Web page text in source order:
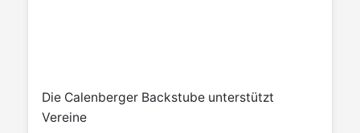
Die Calenberger Backstube unterstützt
Vereine